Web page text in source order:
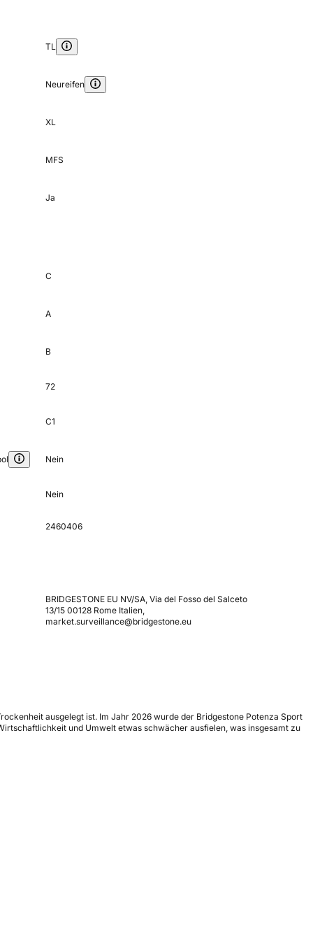
TL
Neureifen
XL
MFS
Ja
C
A
B
72
C1
Nein
Nein
2460406
BRIDGESTONE EU NV/SA, Via del Fosso del Salceto
13/15 00128 Rome Italien,
market.surveillance@bridgestone.eu
ausgelegt ist. Im Jahr 2026 wurde der Bridgestone Potenza Sport
und Umwelt etwas schwächer ausfielen, was insgesamt zu